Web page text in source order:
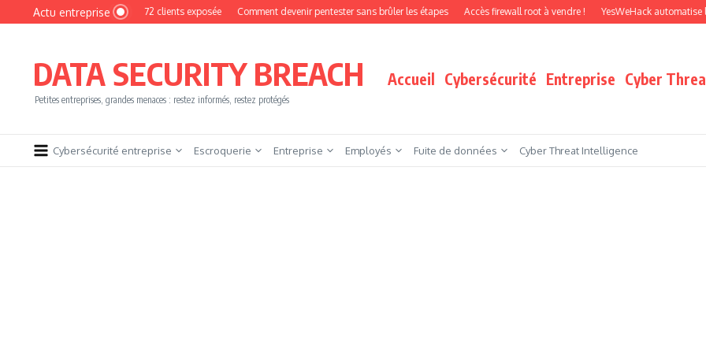
Aller au contenu
Actu entreprise
une base de 16 272 clients exposée Comment devenir pentester sans brûler les étapes Accès firewall root à vendre ! YesWeHack automatise le pentest par
DATA SECURITY BREACH
Petites entreprises, grandes menaces : restez informés, restez protégés
Accueil Cybersécurité Entreprise Cyber
Cybersécurité entreprise Escroquerie Entreprise Employés Fuite de données Cyber Threat Intelligence